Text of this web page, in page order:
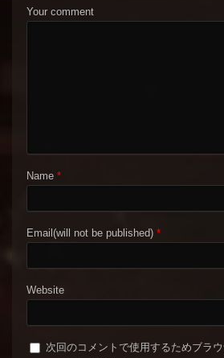
Your comment
Name *
Email(will not be published) *
Website
次回のコメントで使用するためブラ